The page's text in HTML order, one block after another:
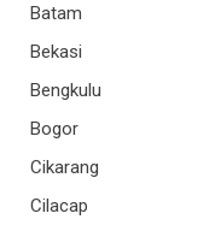
Batam
Bekasi
Bengkulu
Bogor
Cikarang
Cilacap